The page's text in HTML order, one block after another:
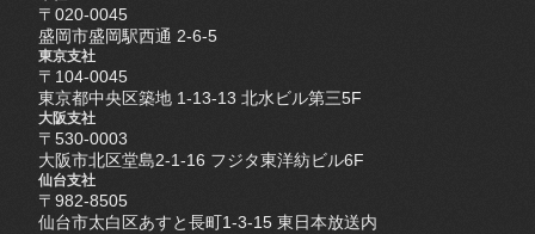
〒020-0045
盛岡市盛岡駅西通 2-6-5
東京支社
〒104-0045
東京都中央区築地 1-13-13 北水ビル第三5F
大阪支社
〒530-0003
大阪市北区堂島2-1-16 フジタ東洋紡ビル6F
仙台支社
〒982-8505
仙台市太白区あすと長町1-3-15 東日本放送内